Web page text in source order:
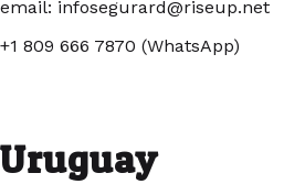
email: infosegurard@riseup.net
+1 809 666 7870 (WhatsApp)
Uruguay